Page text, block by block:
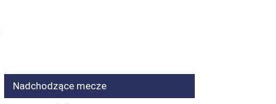
Nadchodzące mecze